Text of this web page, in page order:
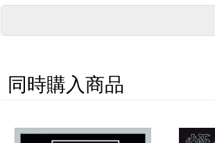
同時購入商品